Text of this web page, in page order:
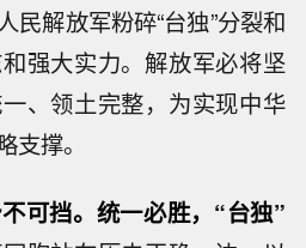
民解放军粉碎“台独”分裂和
强大实力。解放军必将坚
、领土完整，为实现中华
支撑。
可挡。统一必胜，“台独”